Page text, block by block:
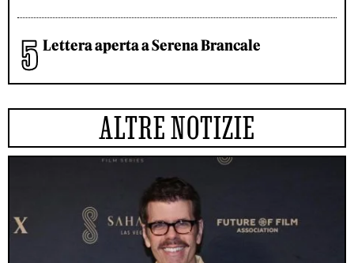
Lettera aperta a Serena Brancale
ALTRE NOTIZIE